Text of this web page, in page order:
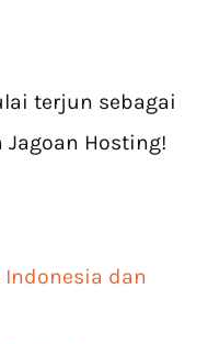
terjun sebagai
Jagoan Hosting!
Indonesia dan